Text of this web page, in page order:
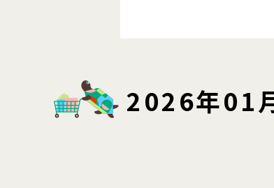
2026年01